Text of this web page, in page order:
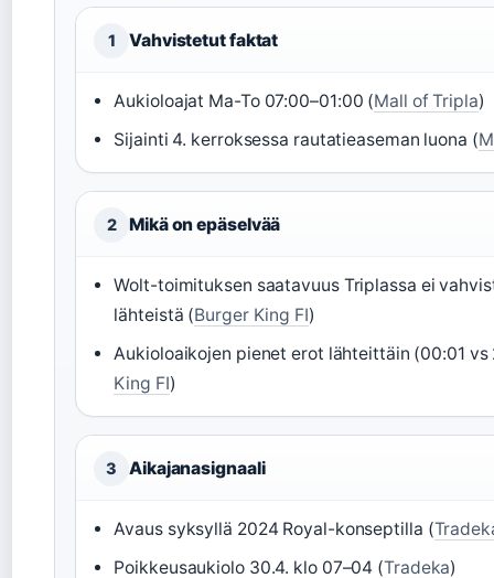
1 Vahvistetut faktat
Aukioloajat Ma-To 07:00–01:00 (Mall of Tripla)
Sijainti 4. kerroksessa rautatieaseman luona (
2 Mikä on epäselvää
Wolt-toimituksen saatavuus Triplassa ei
lähteistä (Burger King FI)
Aukioloaikojen pienet erot lähteittäin (00:01 vs
King FI)
3 Aikajanasignaali
Avaus syksyllä 2024 Royal-konseptilla (
Poikkeusaukiolo 30.4. klo 07–04 (Tradeka)